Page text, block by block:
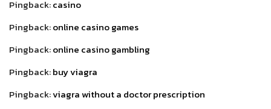
Pingback:casino
Pingback:online casino games
Pingback:online casino gambling
Pingback:buy viagra
Pingback:viagra without a doctor prescription